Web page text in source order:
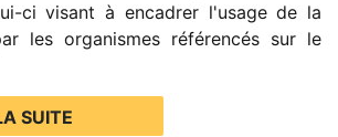
ci visant à encadrer l'usage de la
les organismes référencés sur le
SUITE